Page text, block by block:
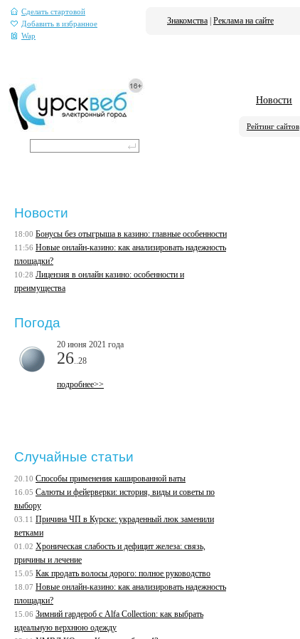
Сделать стартовой
Добавить в избранное
Wap
Знакомства Реклама на сайте
Новости
Рейтинг сайтов
Новости
18:00 Бонусы без отыгрыша в казино: главные особенности
11:56 Новые онлайн-казино: как анализировать надежность
площадки?
10:28 Лицензия в онлайн казино: особенности и
преимущества
Погода
20 июня 2021 года
26 ..28
подробнее>>
Случайные статьи
20.10 Способы применения кашированной ваты
16.05 Салюты и фейерверки: история, виды и советы по
выбору
03.11 Причина ЧП в Курске: украденный люк заменили
ветками
01.02 Хроническая слабость и дефицит железа: связь,
причины и лечение
15.05 Как продать волосы дорого: полное руководство
18.07 Новые онлайн-казино: как анализировать надежность
площадки?
15.06 Зимний гардероб с Alfa Collection: как выбрать
идеальную верхнюю одежду